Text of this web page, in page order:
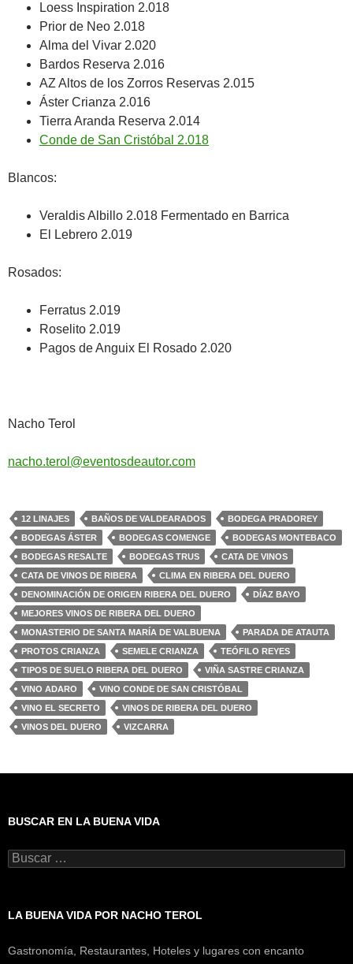
Loess Inspiration 2.018
Prior de Neo 2.018
Alma del Vivar 2.020
Bardos Reserva 2.016
AZ Altos de los Zorros Reservas 2.015
Áster Crianza 2.016
Tierra Aranda Reserva 2.014
Conde de San Cristóbal 2.018
Blancos:
Veraldis Albillo 2.018 Fermentado en Barrica
El Lebrero 2.019
Rosados:
Ferratus 2.019
Roselito 2.019
Pagos de Anguix El Rosado 2.020
Nacho Terol
nacho.terol@eventosdeautor.com
12 LINAJES BAÑOS DE VALDEARADOS
BODEGA PRADOREY
BODEGAS ÁSTER
BODEGAS COMENGE
BODEGAS MONTEBACO
BODEGAS RESALTE
BODEGAS TRUS
CATA DE VINOS
CATA DE VINOS DE RIBERA
CLIMA EN RIBERA DEL DUERO
DENOMINACIÓN DE ORIGEN RIBERA DEL DUERO
DÍAZ BAYO
MEJORES VINOS DE RIBERA DEL DUERO
MONASTERIO DE SANTA MARÍA DE VALBUENA
PARADA DE ATAUTA
PROTOS CRIANZA
SEMELE CRIANZA
TEÓFILO REYES
TIPOS DE SUELO RIBERA DEL DUERO
VIÑA SASTRE CRIANZA
VINO ADARO
VINO CONDE DE SAN CRISTÓBAL
VINO EL SECRETO
VINOS DE RIBERA DEL DUERO
VINOS DEL DUERO
VIZCARRA
BUSCAR EN LA BUENA VIDA
Buscar:
LA BUENA VIDA POR NACHO TEROL
Gastronomía, Restaurantes, Hoteles y lugares con encanto